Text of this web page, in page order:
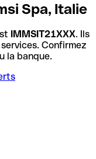
Spa, Italie
IMMSIT21XXX. Ils
Confirmez
la banque.